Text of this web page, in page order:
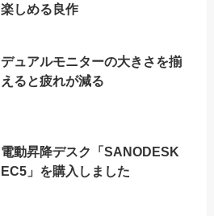
楽しめる良作
デュアルモニターの大きさを揃
えると疲れが減る
電動昇降デスク「SANODESK
EC5」を購入しました